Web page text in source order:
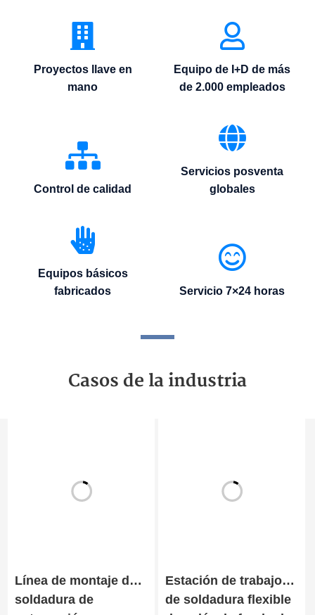
Proyectos llave en
mano
Equipo de I+D de más
de 2.000 empleados
Control de calidad
Servicios posventa
globales
Equipos básicos
fabricados
Servicio 7×24 horas
Casos de la industria
Línea de montaje de
soldadura de
Estación de trabajo
de soldadura flexible